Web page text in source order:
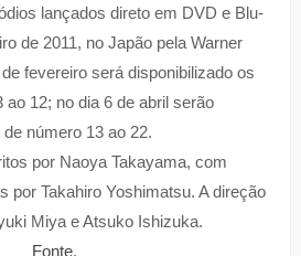
lançados direto em DVD e Blu-
de 2011, no Japão pela Warner
fevereiro será disponibilizado os
12; no dia 6 de abril serão
número 13 ao 22.
por Naoya Takayama, com
por Takahiro Yoshimatsu. A direção
Miya e Atsuko Ishizuka.
Fonte.